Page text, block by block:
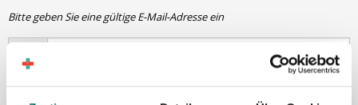
Bitte geben Sie eine gültige E-Mail-Adresse ein